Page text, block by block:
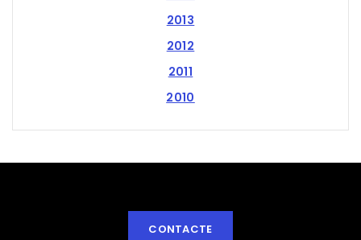
2010
2011
2012
2013
CONTACTE